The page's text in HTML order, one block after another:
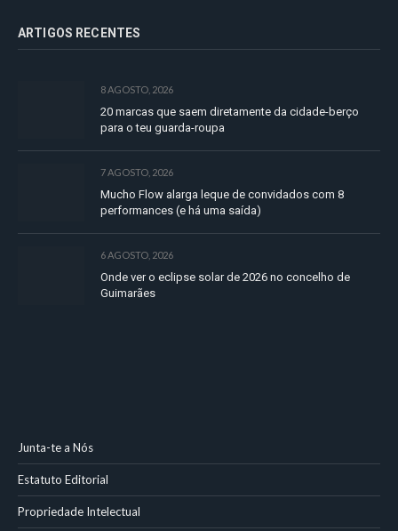
ARTIGOS RECENTES
8 AGOSTO, 2026
20 marcas que saem diretamente da cidade-berço
para o teu guarda-roupa
7 AGOSTO, 2026
Mucho Flow alarga leque de convidados com 8
performances (e há uma saída)
6 AGOSTO, 2026
Onde ver o eclipse solar de 2026 no concelho de
Guimarães
Junta-te a Nós
Estatuto Editorial
Propriedade Intelectual